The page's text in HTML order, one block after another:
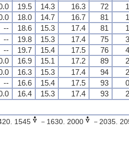
19.5 14.3 16.3 72
18.0 14.7 16.7 81
-- 18.6 15.3 17.4 81
-- 19.8 15.3 17.4 75
-- 19.7 15.4 17.5 76
16.9 15.1 17.2 89
16.3 15.3 17.4 94
-- 16.6 15.4 17.5 93
16.4 15.3 17.4 93
1545 －1630. 2000
－2035.